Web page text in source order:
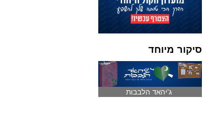
סיקור מיוחד
ג'יהאד הלבבות